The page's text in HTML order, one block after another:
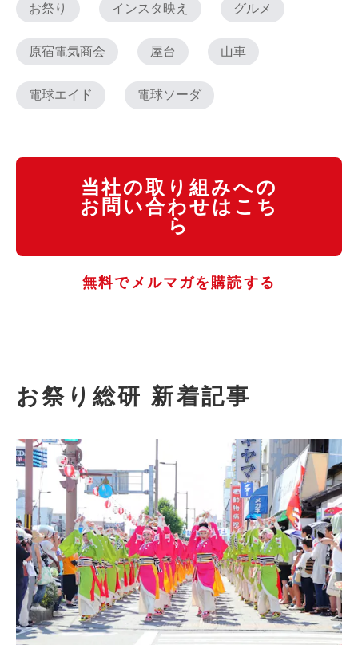
お祭り インスタ映え グルメ
原宿電気商会 屋台 山車
電球エイド 電球ソーダ
当社の取り組みへの
お問い合わせはこち
ら
無料でメルマガを購読する
お祭り総研 新着記事